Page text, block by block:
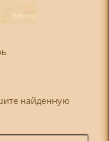
найденную